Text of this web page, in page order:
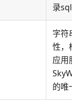
录sql
字符串
性，标
应用服
的唯一